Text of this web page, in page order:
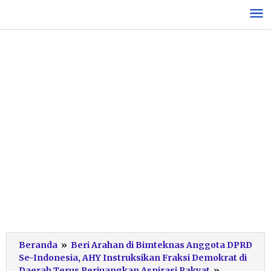
konten
Beranda » Beri Arahan di Bimteknas Anggota DPRD
Se-Indonesia, AHY Instruksikan Fraksi Demokrat di